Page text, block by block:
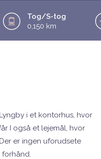
Tog/S-tog
0,150 km
i et kontorhus, hvor
I også et lejemål, hvor
er ingen uforudsete